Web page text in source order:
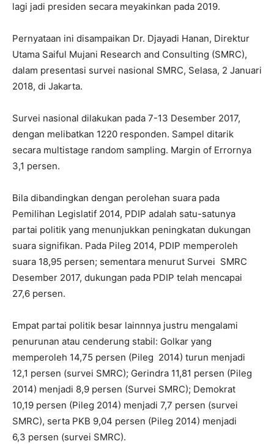
lagi jadi presiden secara meyakinkan pada 2019.
Pernyataan ini disampaikan Dr. Djayadi Hanan, Direktur
Utama Saiful Mujani Research and Consulting (SMRC),
dalam presentasi survei nasional SMRC, Selasa, 2 Januari
2018, di Jakarta.
Survei nasional dilakukan pada 7-13 Desember 2017,
dengan melibatkan 1220 responden. Sampel ditarik
secara multistage random sampling. Margin of Errornya
3,1 persen.
Bila dibandingkan dengan perolehan suara pada
Pemilihan Legislatif 2014, PDIP adalah satu-satunya
partai politik yang menunjukkan peningkatan dukungan
suara signifikan. Pada Pileg 2014, PDIP memperoleh
suara 18,95 persen; sementara menurut Survei SMRC
Desember 2017, dukungan pada PDIP telah mencapai
27,6 persen.
Empat partai politik besar lainnnya justru mengalami
penurunan atau cenderung stabil: Golkar yang
memperoleh 14,75 persen (Pileg 2014) turun menjadi
12,1 persen (survei SMRC); Gerindra 11,81 persen (Pileg
2014) menjadi 8,9 persen (Survei SMRC); Demokrat
10,19 persen (Pileg 2014) menjadi 7,7 persen (survei
SMRC), serta PKB 9,04 persen (Pileg 2014) menjadi
6,3 persen (survei SMRC).